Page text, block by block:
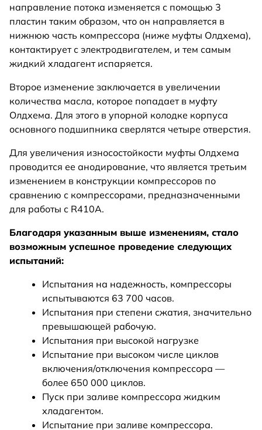
направление потока изменяется с помощью 3
пластин таким образом, что он направляется в
нижнюю часть компрессора (ниже муфты Олдхема),
контактирует с электродвигателем, и тем самым
жидкий хладагент испаряется.
Второе изменение заключается в увеличении
количества масла, которое попадает в муфту
Олдхема. Для этого в упорной колодке корпуса
основного подшипника сверлятся четыре отверстия.
Для увеличения износостойкости муфты Олдхема
проводится ее анодирование, что является третьим
изменением в конструкции компрессоров по
сравнению с компрессорами, предназначенными
для работы с R410A.
Благодаря указанным выше изменениям, стало
возможным успешное проведение следующих
испытаний:
Испытания на надежность, компрессоры
испытываются 63 700 часов.
Испытания при степени сжатия, значительно
превышающей рабочую.
Испытания при высокой нагрузке
Испытание при высоком числе циклов
включения/отключения компрессора —
более 650 000 циклов.
Пуск при заливе компрессора жидким
хладагентом.
Испытание при заливе компрессора.